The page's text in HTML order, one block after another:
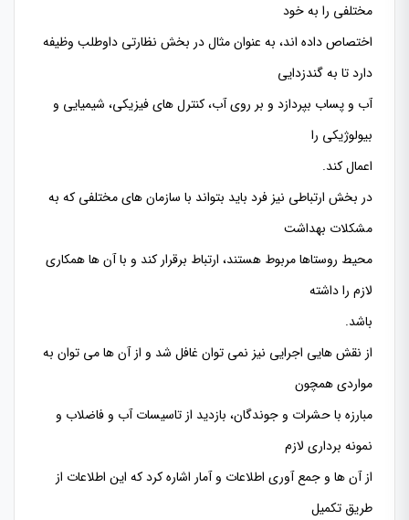
مختلفی را به خود
اختصاص داده اند، به عنوان مثال در بخش نظارتی داوطلب وظیفه
دارد تا به گندزدایی
آب و پساب بپردازد و بر روی آب، کنترل های فیزیکی، شیمیایی و
بیولوژیکی را
اعمال کند.
در بخش ارتباطی نیز فرد باید بتواند با سازمان های مختلفی که به
مشکلات بهداشت
محیط روستاها مربوط هستند، ارتباط برقرار کند و با آن ها همکاری
لازم را داشته
باشد.
از نقش هایی اجرایی نیز نمی توان غافل شد و از آن ها می توان به
مواردی همچون
مبارزه با حشرات و جوندگان، بازدید از تاسیسات آب و فاضلاب و
نمونه برداری لازم
از آن ها و جمع آوری اطلاعات و آمار اشاره کرد که این اطلاعات از
طریق تکمیل